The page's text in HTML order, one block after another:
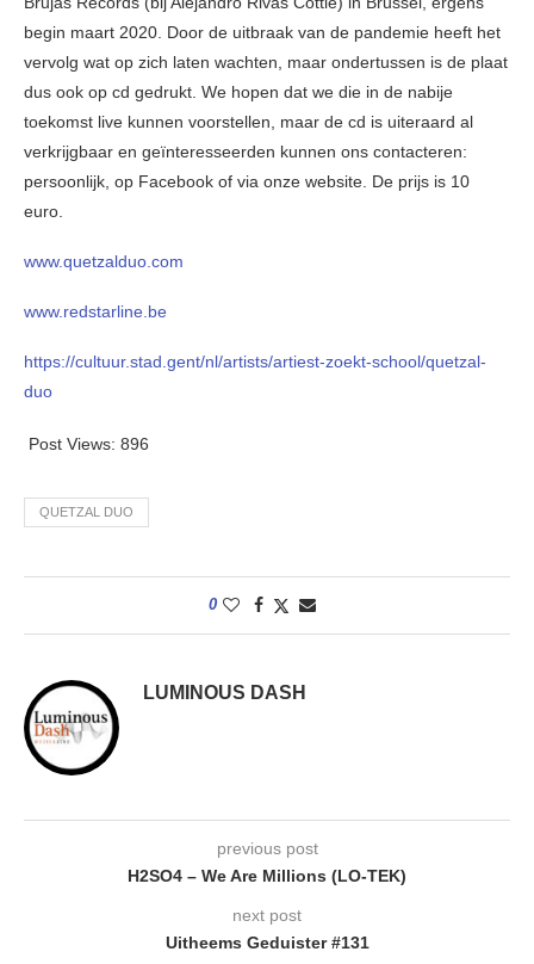
begin maart 2020. Door de uitbraak van de pandemie heeft het
vervolg wat op zich laten wachten, maar ondertussen is de plaat
dus ook op cd gedrukt. We hopen dat we die in de nabije
toekomst live kunnen voorstellen, maar de cd is uiteraard al
verkrijgbaar en geïnteresseerden kunnen ons contacteren:
persoonlijk, op Facebook of via onze website. De prijs is 10
euro.
www.quetzalduo.com
www.redstarline.be
https://cultuur.stad.gent/nl/artists/artiest-zoekt-school/quetzal-
duo
Post Views: 896
QUETZAL DUO
0
LUMINOUS DASH
previous post
H2SO4 – We Are Millions (LO-TEK)
next post
Uitheems Geduister #131